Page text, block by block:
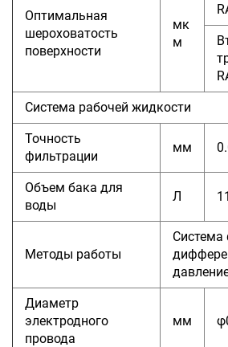
Оптимальная
шероховатость
поверхности
мк
м
Система рабочей жидкости
Точность
фильтрации
мм
Объем бака для
воды
Л
Методы работы
Система
Диаметр
электродного
провода
мм